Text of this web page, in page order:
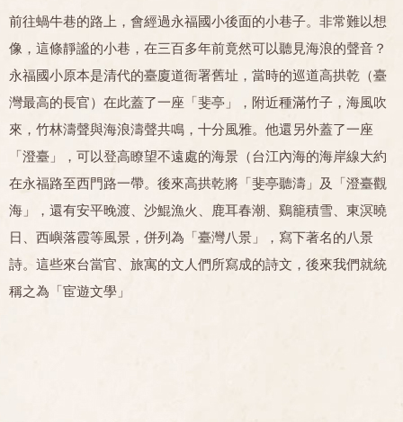
前往蝸牛巷的路上，會經過永福國小後面的小巷子。非常難以想
像，這條靜謐的小巷，在三百多年前竟然可以聽見海浪的聲音？
永福國小原本是清代的臺廈道衙署舊址，當時的巡道高拱乾（臺
灣最高的長官）在此蓋了一座「斐亭」，附近種滿竹子，海風吹
來，竹林濤聲與海浪濤聲共鳴，十分風雅。他還另外蓋了一座
「澄臺」，可以登高瞭望不遠處的海景（台江內海的海岸線大約
在永福路至西門路一帶。後來高拱乾將「斐亭聽濤」及「澄臺觀
海」，還有安平晚渡、沙鯤漁火、鹿耳春潮、鷄籠積雪、東溟曉
日、西嶼落霞等風景，併列為「臺灣八景」，寫下著名的八景
詩。這些來台當官、旅寓的文人們所寫成的詩文，後來我們就統
稱之為「宦遊文學」